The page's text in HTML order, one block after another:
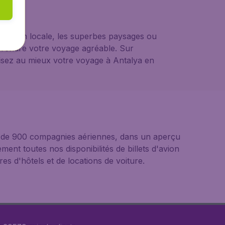
locale, les superbes paysages ou
votre voyage agréable. Sur
au mieux votre voyage à Antalya en
900 compagnies aériennes, dans un aperçu
toutes nos disponibilités de billets d'avion
d'hôtels et de locations de voiture.